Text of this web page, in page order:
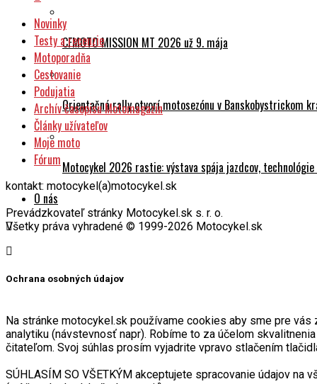
CFMOTO MISSION MT 2026 už 9. mája
Orientačná rally otvorí motosezónu v Banskobystrickom
Motocykel 2026 rastie: výstava spája jazdcov,
O nás
Novinky
Testy a recenzie
Motoporadňa
Cestovanie
Podujatia
Archív časopisu Motomagazín
Články užívateľov
Moje moto
Fórum
kontakt: motocykel(a)motocykel.sk
Prevádzkovateľ stránky Motocykel.sk s. r. o.
Všetky práva vyhradené © 1999-2026 Motocykel.sk
Ochrana osobných údajov
Na stránke motocykel.sk používame cookies aby sme pre
analytiku (návstevnosť napr). Robíme to za účelom
čitateľom. Svoj súhlas prosím vyjadrite vpravo stlačením
SÚHLASÍM SO VŠETKÝM akceptujete spracovanie údajov